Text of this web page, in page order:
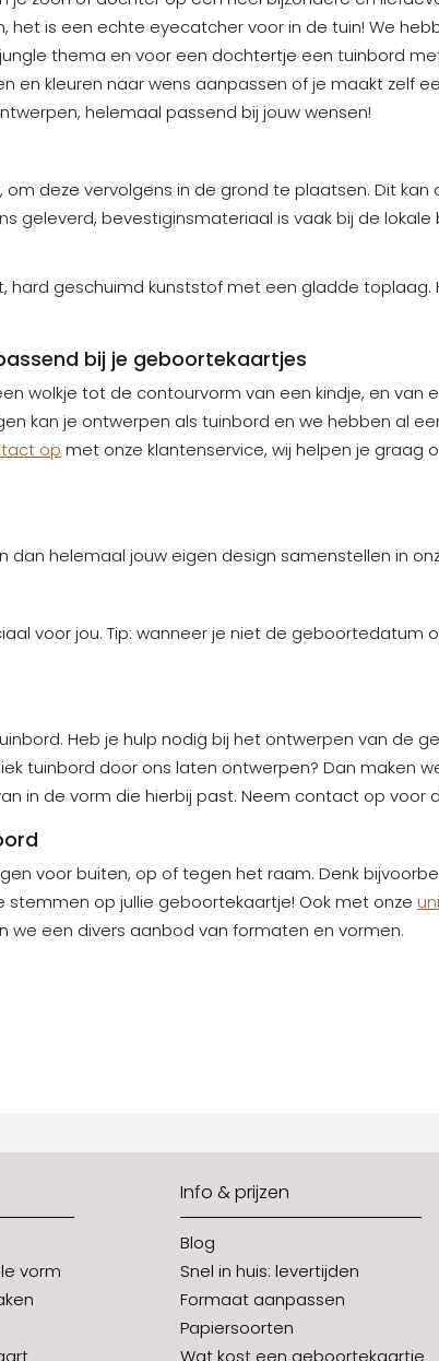
is een echte eyecatcher voor in de tuin! We
thema en voor een dochtertje een tuinbord
en kleuren naar wens aanpassen of je maakt zelf
helemaal passend bij jouw wensen!
deze vervolgens in de grond te plaatsen. Dit
bevestiginsmateriaal is vaak bij de lokale
hard geschuimd kunststof met een gladde
bij je geboortekaartjes
wolkje tot de contourvorm van een kindje, en van
kan je ontwerpen als tuinbord en we hebben al
op met onze klantenservice, wij helpen je graag
dan helemaal jouw eigen design samenstellen in
voor jou. Tip: wanneer je niet de
Heb je hulp nodig bij het ontwerpen van de
tuinbord door ons laten ontwerpen? Dan maken
in de vorm die hierbij past. Neem contact op voor
voor buiten, op of tegen het raam. Denk
op jullie geboortekaartje! Ook met onze
we een divers aanbod van formaten en vormen.
vorm
Info & prijzen
Blog
Snel in huis: levertijden
Formaat aanpassen
Papiersoorten
Wat kost een geboortekaartje